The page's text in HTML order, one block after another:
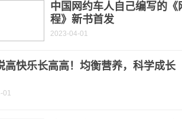
中国网约车人自己编写的
程》新书首发
2023-04-01
高快乐长高高！均衡营养，科学成长
01